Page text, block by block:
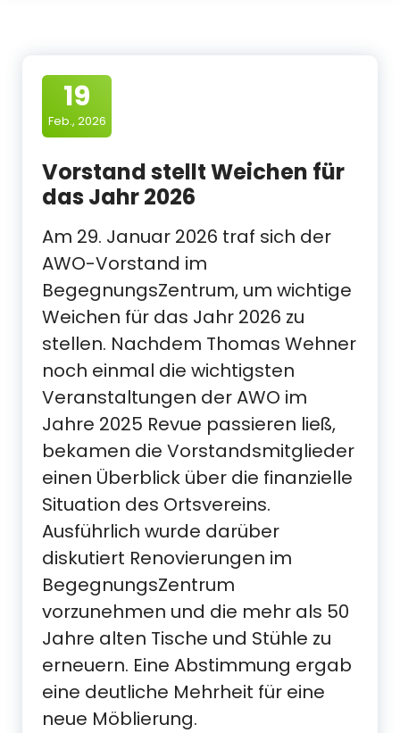
19
Feb., 2026
Vorstand stellt Weichen für
das Jahr 2026
Am 29. Januar 2026 traf sich der
AWO-Vorstand im
BegegnungsZentrum, um wichtige
Weichen für das Jahr 2026 zu
stellen. Nachdem Thomas Wehner
noch einmal die wichtigsten
Veranstaltungen der AWO im
Jahre 2025 Revue passieren ließ,
bekamen die Vorstandsmitglieder
einen Überblick über die finanzielle
Situation des Ortsvereins.
Ausführlich wurde darüber
diskutiert Renovierungen im
BegegnungsZentrum
vorzunehmen und die mehr als 50
Jahre alten Tische und Stühle zu
erneuern. Eine Abstimmung ergab
eine deutliche Mehrheit für eine
neue Möblierung.